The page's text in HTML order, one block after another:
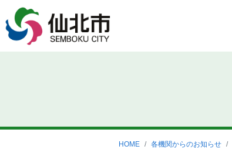
HOME 各機関からのお知らせ